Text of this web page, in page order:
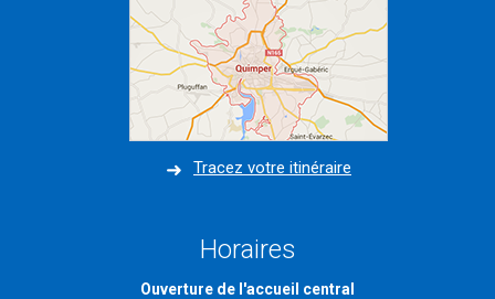
Tracez votre itinéraire
Horaires
Ouverture de l'accueil central